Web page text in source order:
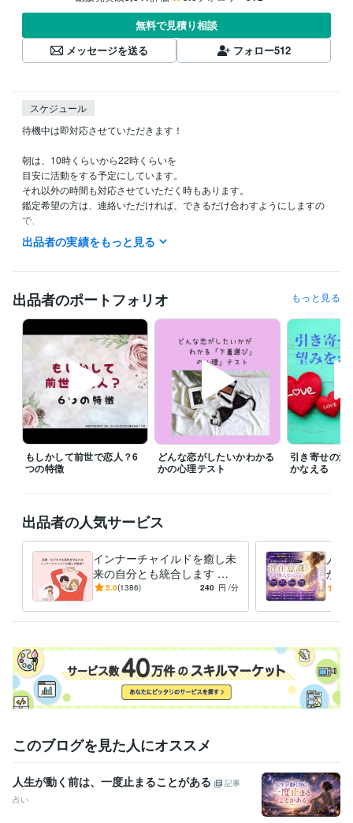
無料で見積り相談
メッセージを送る
フォロー512
スケジュール
待機中は即対応させていただきます！
朝は、10時くらいから22時くらいを
目安に活動をする予定にしています。
それ以外の時間も対応させていただく時もあります。
鑑定希望の方は、連絡いただければ、できるだけ合わすようにしますの
で、
希望の時間がある方は、ダイレクトメッセージで鑑定の希望をお知らせ
ください。
できるだけ対応させていただきたいと思っていますので、
遠慮なく連絡してみてくださいね。
予約を押していただいた場合、
すぐに鑑定をと言われても◯時とか〇時半にしか
設定できないことがあります。
すぐに対応して欲しい時には、
待機をしますので、そちらを購入してください。
「すぐに鑑定して欲しい」、「なるべく早く聞いて欲しい。」
その気持ちは、すごくわかりますので、
待機をしていない時などは遠慮なく
※外出中や予約対応がない限りは、
できるだけご希望に沿いたいと思っています。
なお、鑑定中は、お返事ができない
仕組みになっていますので、お待ちください。
よろしくお願いいたします。
エンジニア / 情報システム・社内SE 経験年数 : 4年
マーケティング / 商品企画・開発 経験年数 : 2年
管理 / 総務 経験年数 : 2年
事務・ビジネスサポート / 事務（一般事務） 経験年数 : 10年
人事 / 労務・給与 経験年数 : 3年
職歴
花蓮 2009年7月 ~ 現在
●●会社 1991年10月 ~ 1993年2月
●●医院
出品者の実績をもっと見る
出品者のポートフォリオ もっと見る
もしかして前世で恋人？6
つの特徴
どんな恋がしたいかわかる
かの心理テスト
引き寄せの
かなえる
出品者の人気サービス
インナーチャイルドを癒し未
来の自分とも統合します 両
親へのネガティブな感情が
る？
5.0(1386) 240 円 /分
人
が叶
実を
てい
このブログを見た人にオススメ
人生が動く前は、一度止まることがある
記事
占い